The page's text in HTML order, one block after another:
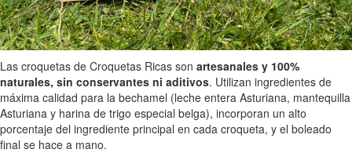
Las croquetas de Croquetas Ricas son artesanales y 100%
naturales, sin conservantes ni aditivos. Utilizan ingredientes de
máxima calidad para la bechamel (leche entera Asturiana, mantequilla
Asturiana y harina de trigo especial belga), incorporan un alto
porcentaje del ingrediente principal en cada croqueta, y el boleado
final se hace a mano.